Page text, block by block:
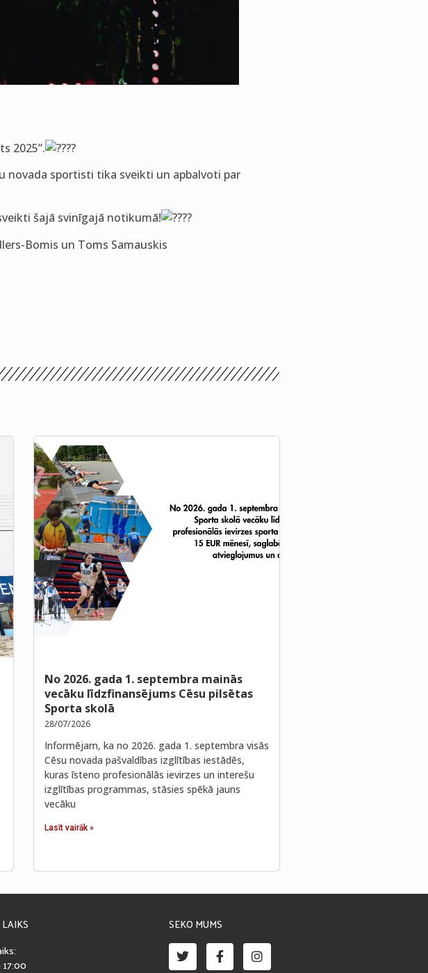
2025”.
novada sportisti tika sveikti un apbalvoti par
šajā svinīgajā notikumā!
Bomis un Toms Samauskis
No 2026. gada 1. septembra mainās
vecāku līdzfinansējums Cēsu pilsētas
Sporta skolā
28/07/2026
Informējam, ka no 2026. gada 1. septembra visās
Cēsu novada pašvaldības izglītības iestādēs,
kuras īsteno profesionālās ievirzes un interešu
izglītības programmas, stāsies spēkā jauns
vecāku
Lasīt vairāk »
SEKO MUMS